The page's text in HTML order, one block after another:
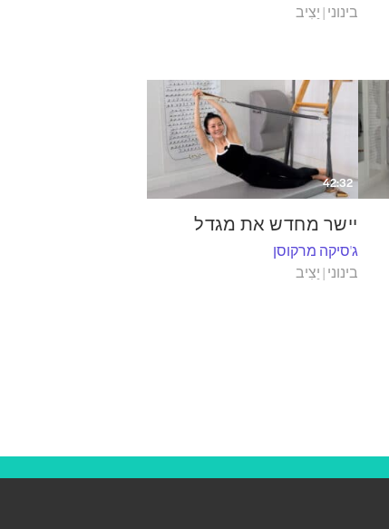
בינוני | יַצִיב
42:32
יישר מחדש את מגדל
ג'סיקה מרקוסן
בינוני | יַצִיב